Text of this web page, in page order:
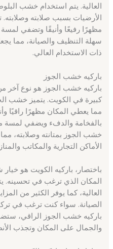
العالية. يتم استخدام خشب
الأرضيات بسبب صلابته
مظهرًا رفيعًا وأنيقًا وتضفي
سهلة التنظيف والصيانة، مما
ذات الاستخدام العالي.
باركيه خشب الجوز
باركيه خشب الجوز هو نوع آخر
كبيرة في الكويت. يتميز خشب
مما يعطي المكان مظهرًا راقيًا
بالفخامة والدفء ويضفي لمسة
خشب الجوز بمتانته وصلابته،
الأماكن التجارية والمكاتب
باختصار، باركيه الكويت هو
المكان الذي ترغب في تحسينه.
العالية، كما يوفر الكثير من
الصيانة. سواء كنت ترغب في
باركيه خشب الجوز الراقي،
والجمال على المكان وتجذب